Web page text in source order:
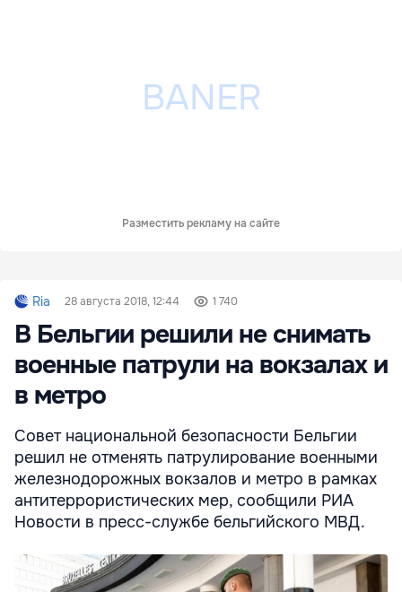
Разместить рекламу на сайте
Ria 28 августа 2018, 12:44 1 740
В Бельгии решили не снимать
военные патрули на вокзалах и
в метро
Совет национальной безопасности Бельгии
решил не отменять патрулирование военными
железнодорожных вокзалов и метро в рамках
антитеррористических мер, сообщили РИА
Новости в пресс-службе бельгийского МВД.